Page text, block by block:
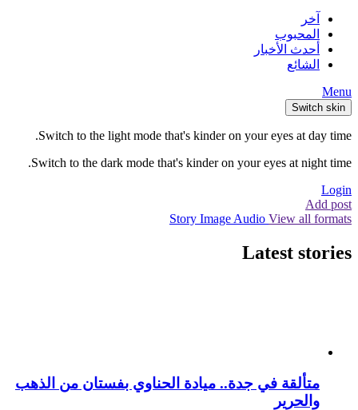
آخر
المحبوب
أحدث الأخبار
الشائع
Menu
Switch skin
Switch to the light mode that's kinder on your eyes at day time.
Switch to the dark mode that's kinder on your eyes at night time.
Login
Add post
Story Image Audio View all formats
Latest stories
متألقة في جدة.. ميادة الحناوي بفستان من الذهب
والحرير